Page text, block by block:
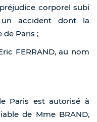
corporel subi
accident dont la
de Paris ;
FERRAND, au nom
Paris est autorisé à
de Mme BRAND,